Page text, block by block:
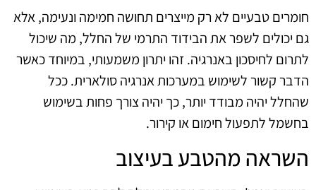
חומרים טבעיים לא רק מייצרים תחושה חמימה ונעימה, אלא
גם יכולים לשפר את הבידוד התרמי של החלל, מה שיכול
לתרום לחיסכון באנרגיה. זהו יתרון משמעותי, במיוחד כאשר
הדבר קשור לשימוש במערכות אנרגיה סולארית. ככל
שהחלל יהיה מבודד יותר, כך יהיה צורך פחות בשימוש
בחשמל לתפעול חימום או קירור.
השראה מהטבע בעיצוב